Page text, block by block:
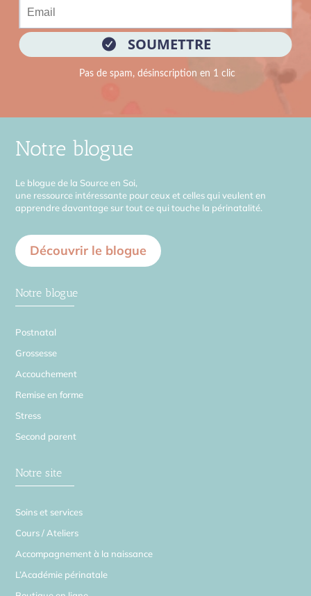
Notre blogue
Le blogue de la Source en Soi,
une ressource intéressante pour ceux et celles qui veulent en
apprendre davantage sur tout ce qui touche la périnatalité.
Découvrir le blogue
Notre blogue
Postnatal
Grossesse
Accouchement
Remise en forme
Stress
Second parent
Notre site
Soins et services
Cours / Ateliers
Accompagnement à la naissance
L’Académie périnatale